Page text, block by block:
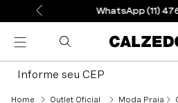
WhatsApp (11)
Informe seu CEP
Outlet Oficial Moda Praia